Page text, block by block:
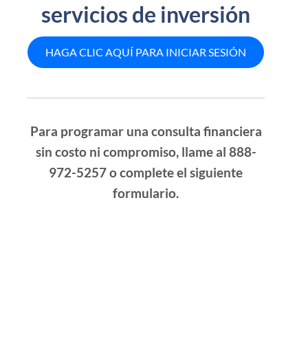
servicios de inversión
HAGA CLIC AQUÍ PARA INICIAR SESIÓN
Para programar una consulta financiera
sin costo ni compromiso, llame al 888-
972-5257 o complete el siguiente
formulario.